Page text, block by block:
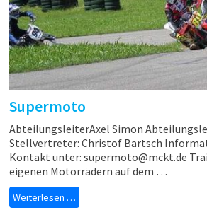
Supermoto
AbteilungsleiterAxel Simon
Stellvertreter: Christof Bartsch
Kontakt unter: supermoto@mckt.de
eigenen Motorrädern auf dem …
Weiterlesen …